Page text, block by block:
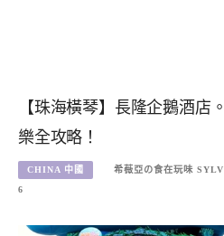
【珠海橫琴】長隆企鵝酒店
樂全攻略！
CHINA 中國 希薇亞の食在玩味
6